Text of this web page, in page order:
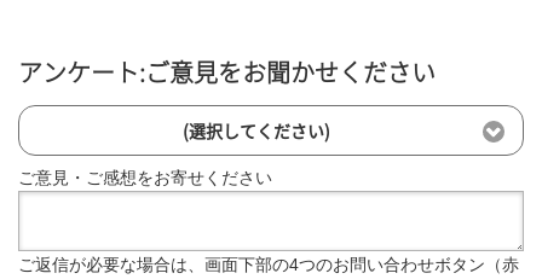
アンケート:ご意見をお聞かせください
(選択してください)
ご意見・ご感想をお寄せください
ご返信が必要な場合は、画面下部の4つのお問い合わせボタン（赤